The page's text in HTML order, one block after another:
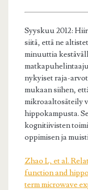
Syyskuu 2012:
siitä, että ne
minuuttia
nykyiset raja-
mukaan siihen,
mikroaaltosäteily
hippokampusta.
kognitiivisten
oppimisen ja
Zhao L, et al.
function and
term microwave